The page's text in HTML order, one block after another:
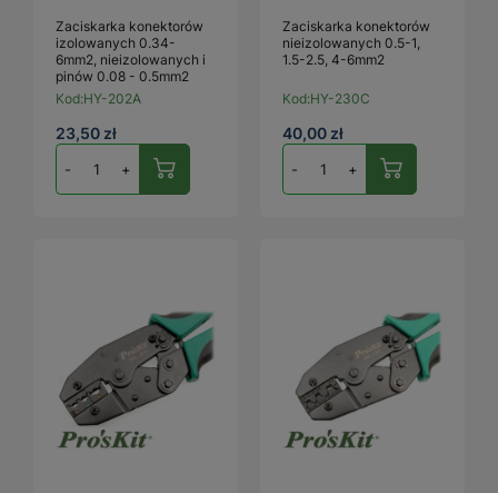
Zaciskarka konektorów
izolowanych 0.34-
6mm2, nieizolowanych i
pinów 0.08 - 0.5mm2
Kod:HY-202A
23,50 zł
- +
Zaciskarka konektorów
nieizolowanych 0.5-1,
1.5-2.5, 4-6mm2
Kod:HY-230C
40,00 zł
- +